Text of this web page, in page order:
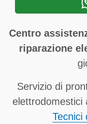
Centro
riparazione
Servizio di
elettrodomestici
Tecnici